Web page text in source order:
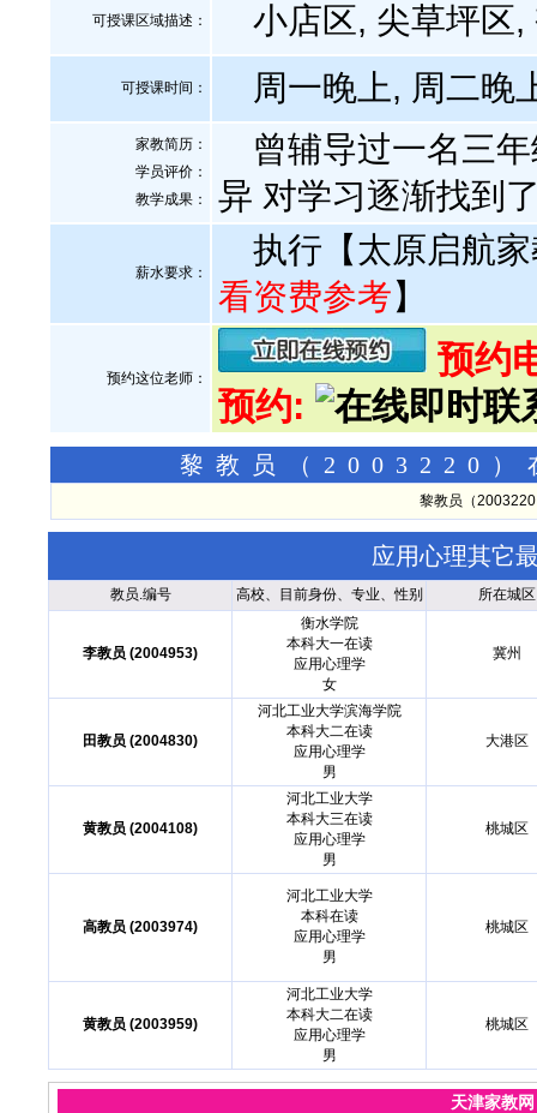
可授课区域描述： 小店区, 尖草坪区,
可授课时间： 周一晚上, 周二晚
家教简历：
学员评价：
教学成果：
曾辅导过一名三年
异 对学习逐渐找到
薪水要求：
执行【太原启航
看资费参考】
预约这位老师：
预约
预约:
黎教员（2003220）
黎教员（
应用心理其它
教员.编号 高校、目前身份、专业、性别 所在城区
李教员 (2004953)
衡水学院
本科大一在读
应用心理学
女
冀州
田教员 (2004830)
河北工业大学滨海学院
本科大二在读
应用心理学
男
大港区
黄教员 (2004108)
河北工业大学
本科大三在读
应用心理学
男
桃城区
高教员 (2003974)
河北工业大学
本科在读
应用心理学
男
桃城区
黄教员 (2003959)
河北工业大学
本科大二在读
应用心理学
男
桃城区
天津家教